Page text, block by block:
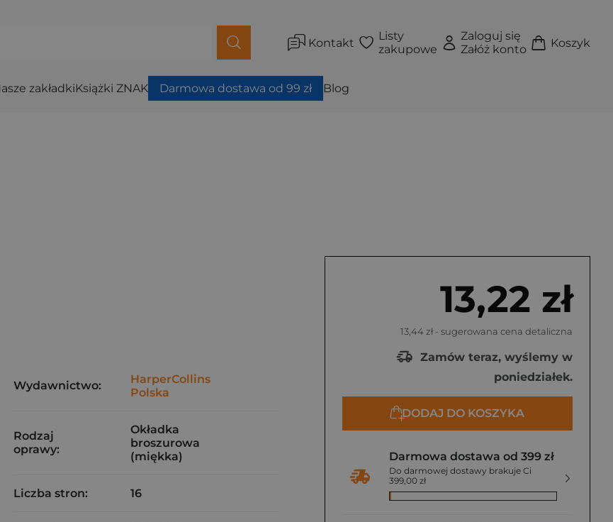
Kontakt
Listy
zakupowe
Zaloguj się
Załóż konto
Koszyk
zakładkiKsiążki ZNAK Darmowa dostawa od 99 zł Blog
13,22 zł
13,44 zł - sugerowana cena detaliczna
Zamów teraz, wyślemy w
poniedziałek.
DODAJ DO KOSZYKA
Darmowa dostawa od 399 zł
Do darmowej dostawy brakuje Ci
399,00 zł
Wydawnictwo:
HarperCollins
Polska
Rodzaj
oprawy:
Okładka
broszurowa
(miękka)
Liczba stron: 16